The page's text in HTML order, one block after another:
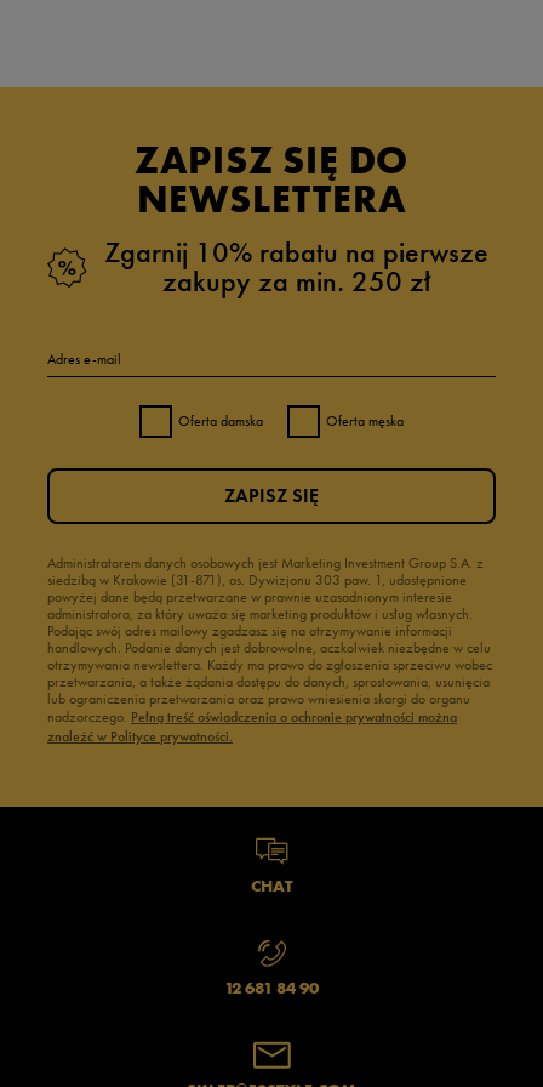
deptakach. W ofercie takich marek jak Umbro, Nike czy Lonsdale występują
szorty kąpielowe praktycznie w każdym odcieniu. Możesz zdecydować się
na spodenki plażowe męskie o krótszych nogawkach lub wręcz przeciwnie –
szorty męskie kąpielowe sięgające do kolan.
ZAPISZ SIĘ DO
NEWSLETTERA
Zgarnij 10% rabatu na pierwsze
zakupy za min. 250 zł
Adres e-mail
Oferta damska Oferta męska
Administratorem danych osobowych jest Marketing Investment Group S.A. z
siedzibą w Krakowie (31-871), os. Dywizjonu 303 paw. 1, udostępnione
powyżej dane będą przetwarzane w prawnie uzasadnionym interesie
administratora, za który uważa się marketing produktów i usług własnych.
Podając swój adres mailowy zgadzasz się na otrzymywanie informacji
handlowych. Podanie danych jest dobrowolne, aczkolwiek niezbędne w celu
otrzymywania newslettera. Każdy ma prawo do zgłoszenia sprzeciwu wobec
przetwarzania, a także żądania dostępu do danych, sprostowania, usunięcia
lub ograniczenia przetwarzania oraz prawo wniesienia skargi do organu
nadzorczego. Pełną treść oświadczenia o ochronie prywatności można
znaleźć w Polityce prywatności.
ZAPISZ SIĘ
CHAT
12 681 84 90